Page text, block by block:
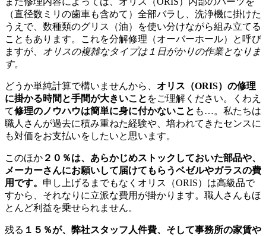
（直径数ミリの歯車も含めて）全部バラし、洗浄機に掛けた
うえで、数種類のグリス（油）を使い分けながら組み立てる
こともあります。これを分解修理（オーバーホール）と呼び
ますが、 オリスの複雑なタイプは１日がかりの作業となりま
す。
どうか単純計算で構いませんから、 オリス（ORIS）の修理
に掛かる時間と手間が大きいこと をご理解ください。くわえ
て修理のノウハウは簡単に身に付かないこと も…。私たちは
職人さんが過去に積み重ねた経験や、培われてきたセンスに
も対価をお支払いをしたいと思います。
このほか ２０％は、あらかじめストックしておいた部品や、
メーカーさんにお願いして届けてもらうベゼルやガラスの費
用です。 申し上げるまでもなくオリス（ORIS）は高級品で
すから、それなりに立派な費用が掛かります。職人さんもほ
とんど利益を乗せられません。
残る １５％が、弊社スタッフ人件費、そして事務所の家賃や